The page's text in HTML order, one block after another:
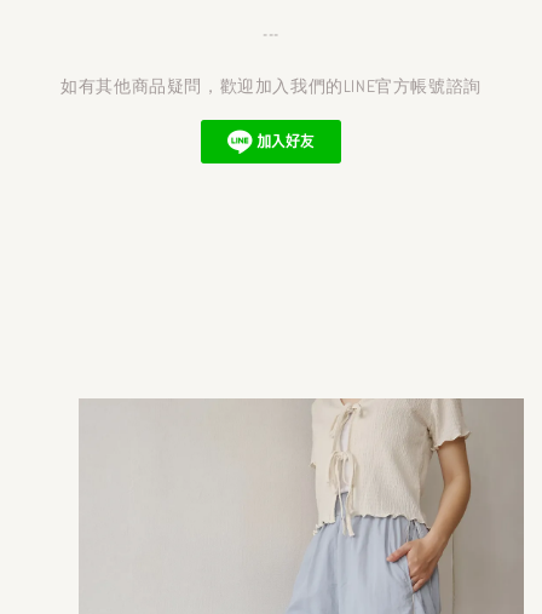
---
如有其他商品疑問，歡迎加入我們的LINE官方帳號諮詢